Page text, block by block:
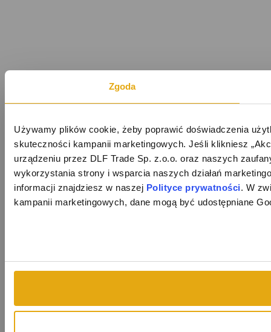
Zgoda
Używamy plików cookie, żeby poprawić doświadczenia
skuteczności kampanii marketingowych. Jeśli klikniesz
urządzeniu przez DLF Trade Sp. z.o.o. oraz naszych
wykorzystania strony i wsparcia naszych działań
informacji znajdziesz w naszej Polityce prywatności. W
kampanii marketingowych, dane mogą być udostępniane